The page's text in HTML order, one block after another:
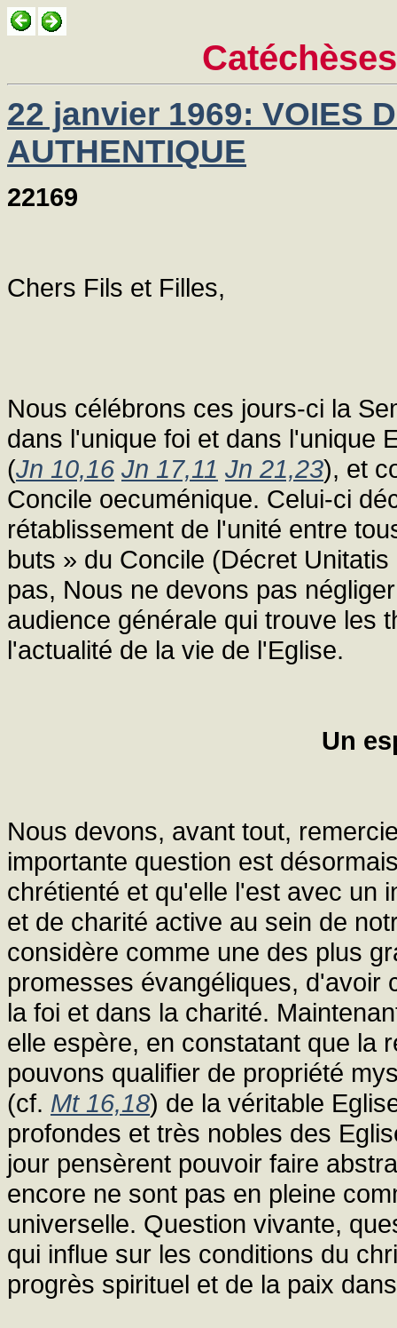
22 janvier 1969: VOIES
AUTHENTIQUE
22169
Chers Fils et Filles,
Nous célébrons ces jours-ci la
dans l'unique foi et dans l'unique
(Jn 10,16 Jn 17,11 Jn 21,23), et
Concile oecuménique. Celui-ci
rétablissement de l'unité entre
buts » du Concile (Décret
pas, Nous ne devons pas
audience générale qui trouve les
l'actualité de la vie de l'Eglise.
Un
Nous devons, avant tout,
importante question est
chrétienté et qu'elle l'est avec un
et de charité active au sein de
considère comme une des plus
promesses évangéliques, d'avoir
la foi et dans la charité.
elle espère, en constatant que la
pouvons qualifier de propriété
(cf. Mt 16,18) de la véritable
profondes et très nobles des
jour pensèrent pouvoir faire
encore ne sont pas en pleine
universelle. Question vivante,
qui influe sur les conditions du
progrès spirituel et de la paix